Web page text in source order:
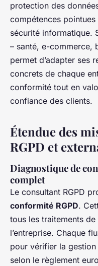
protection des
compétences
sécurité informatique.
– santé, e-commerce,
permet d’adapter ses
concrets de chaque
conformité tout en
confiance des clients.
Étendue des
RGPD et
Diagnostique de
complet
Le consultant RGPD
conformité RGPD.
tous les traitements
l’entreprise. Chaque
pour vérifier la
selon le règlement